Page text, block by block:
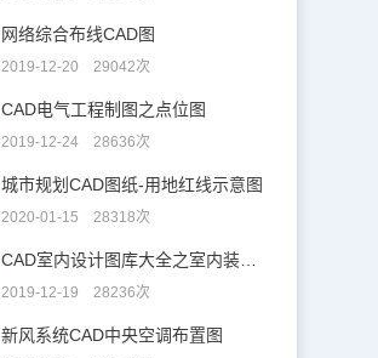
网络综合布线CAD图
2019-12-20 29042次
CAD电气工程制图之点位图
2019-12-24 28636次
城市规划CAD图纸-用地红线示意图
2020-01-15 28318次
2019-12-19 28236次
新风系统CAD中央空调布置图